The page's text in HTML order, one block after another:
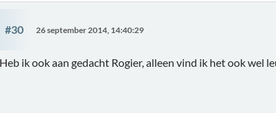
#30 26 september 2014, 14:40:29
Heb ik ook aan gedacht Rogier, alleen vind ik het ook wel